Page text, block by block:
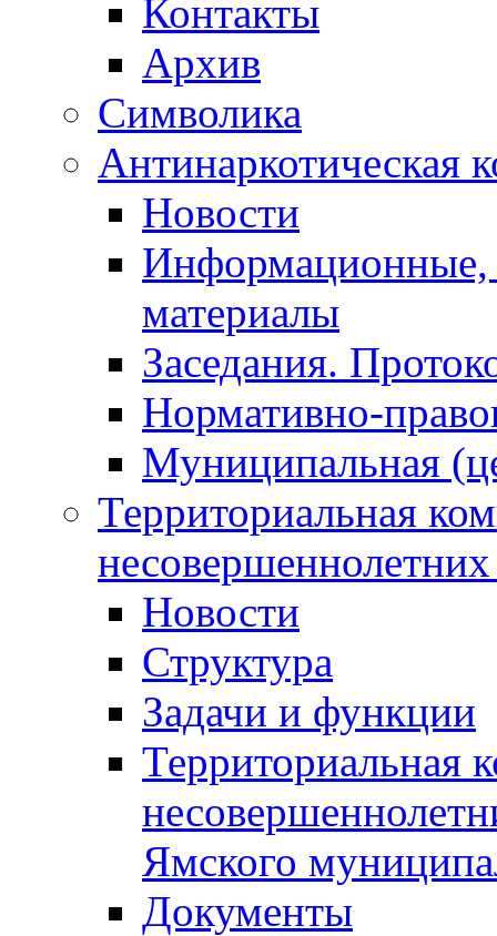
Контакты
Архив
Символика
Антинаркотическая
Новости
Информационные,
материалы
Заседания.
Нормативно-
Муниципальная
Территориальная
Новости
Структура
Задачи и функции
Территориальная
Ямского
Документы